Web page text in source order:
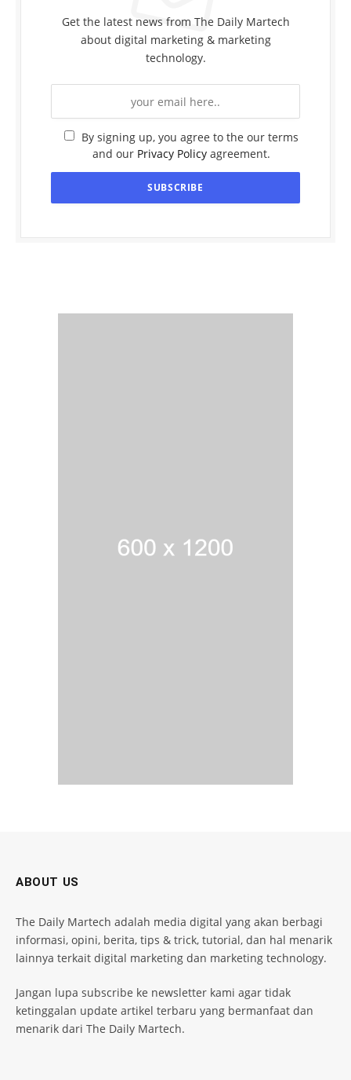
Get the latest news from The Daily Martech
about digital marketing & marketing
technology.
By signing up, you agree to the our terms
and our Privacy Policyagreement.
ABOUT US
The Daily Martech adalah media digital yang akan berbagi
informasi, opini, berita, tips & trick, tutorial, dan hal menarik
lainnya terkait digital marketing dan marketing technology.
Jangan lupa subscribe ke newsletter kami agar tidak
ketinggalan update artikel terbaru yang bermanfaat dan
menarik dari The Daily Martech.